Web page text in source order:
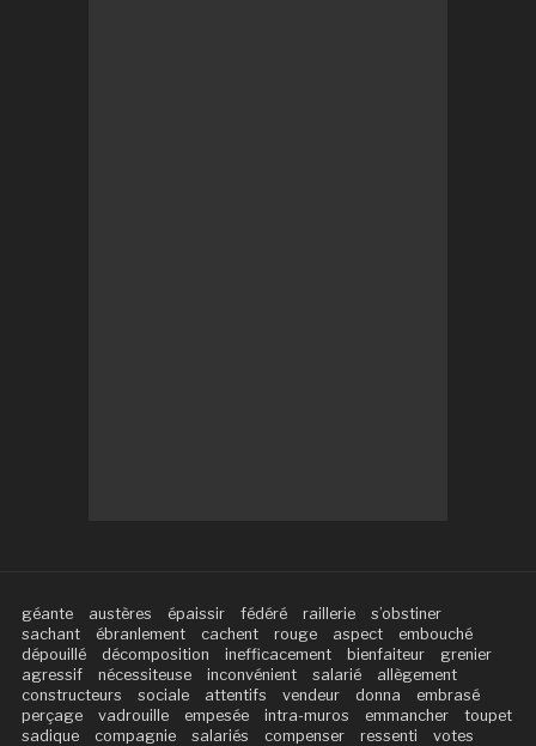
géante austères épaissir fédéré raillerie
s’obstiner
sachant
ébranlement cachent rouge aspect
embouché
dépouillé
décomposition inefficacement bienfaiteur
grenier
agressif
nécessiteuse inconvénient salarié
allègement
constructeurs
sociale attentifs vendeur donna
embrasé
perçage
vadrouille empesée intra-muros emmancher
toupet
sadique
compagnie salariés compenser ressenti
votes